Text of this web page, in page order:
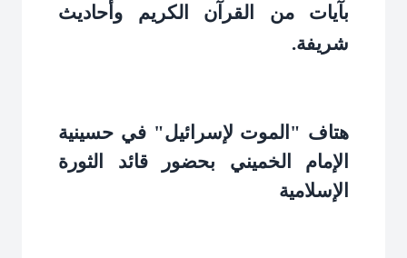
بآيات من القرآن الكريم وأحاديث
شريفة.
هتاف "الموت لإسرائيل" في حسينية
الإمام الخميني بحضور قائد الثورة
الإسلامية